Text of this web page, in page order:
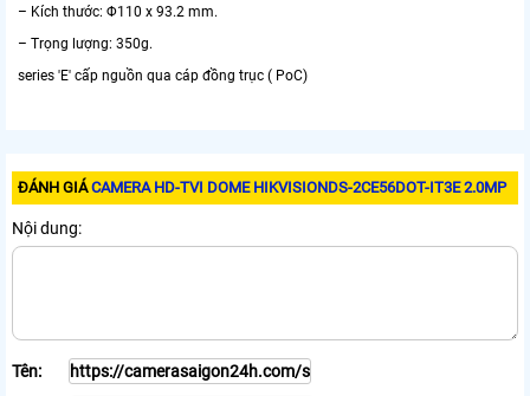
– Kích thước: Φ110 x 93.2 mm.
– Trọng lượng: 350g.
series 'E' cấp nguồn qua cáp đồng trục ( PoC)
ĐÁNH GIÁCAMERA HD-TVI DOME HIKVISIONDS-2CE56DOT-IT3E 2.0MP
Nội dung:
Tên: